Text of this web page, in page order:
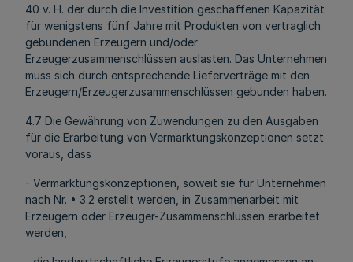
40 v. H. der durch die Investition geschaffenen Kapazität
für wenigstens fünf Jahre mit Produkten von vertraglich
gebundenen Erzeugern und/oder
Erzeugerzusammenschlüssen auslasten. Das Unternehmen
muss sich durch entsprechende Lieferverträge mit den
Erzeugern/Erzeugerzusammenschlüssen gebunden haben.
4.7 Die Gewährung von Zuwendungen zu den Ausgaben
für die Erarbeitung von Vermarktungskonzeptionen setzt
voraus, dass
- Vermarktungskonzeptionen, soweit sie für Unternehmen
nach Nr. • 3.2 erstellt werden, in Zusammenarbeit mit
Erzeugern oder Erzeuger-Zusammenschlüssen erarbeitet
werden,